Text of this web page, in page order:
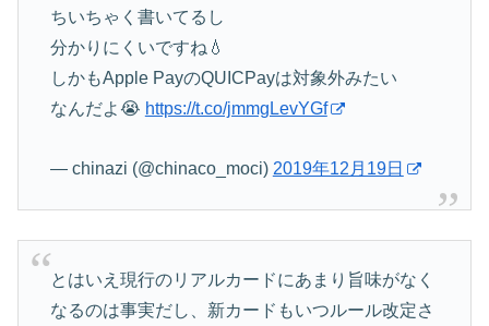
ちいちゃく書いてるし
分かりにくいですね💧
しかもApple PayのQUICPayは対象外みたい
なんだよ😭 https://t.co/jmmgLevYGf
— chinazi (@chinaco_moci) 2019年12月19日
とはいえ現行のリアルカードにあまり旨味がなく
なるのは事実だし、新カードもいつルール改定さ